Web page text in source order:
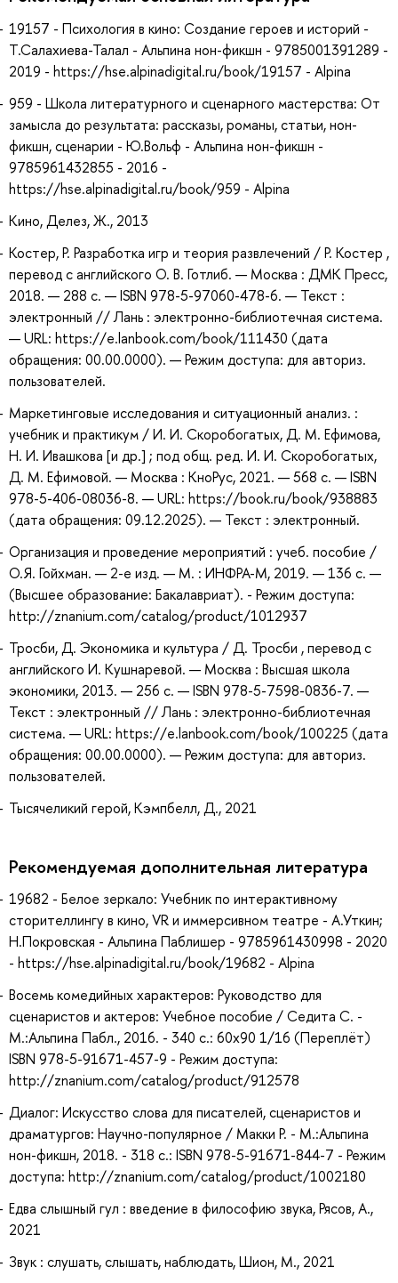
19157 - Психология в кино: Создание героев и историй -
Т.Салахиева-Талал - Альпина нон-фикшн - 9785001391289 -
2019 - https://hse.alpinadigital.ru/book/19157 - Alpina
959 - Школа литературного и сценарного мастерства: От
замысла до результата: рассказы, романы, статьи, нон-
фикшн, сценарии - Ю.Вольф - Альпина нон-фикшн -
9785961432855 - 2016 -
https://hse.alpinadigital.ru/book/959 - Alpina
Кино, Делез, Ж., 2013
Костер, Р. Разработка игр и теория развлечений / Р. Костер ,
перевод с английского О. В. Готлиб. — Москва : ДМК Пресс,
2018. — 288 с. — ISBN 978-5-97060-478-6. — Текст :
электронный // Лань : электронно-библиотечная система.
— URL: https://e.lanbook.com/book/111430 (дата
обращения: 00.00.0000). — Режим доступа: для авториз.
пользователей.
Маркетинговые исследования и ситуационный анализ. :
учебник и практикум / И. И. Скоробогатых, Д. М. Ефимова,
Н. И. Ивашкова [и др.] ; под общ. ред. И. И. Скоробогатых,
Д. М. Ефимовой. — Москва : КноРус, 2021. — 568 с. — ISBN
978-5-406-08036-8. — URL: https://book.ru/book/938883
(дата обращения: 09.12.2025). — Текст : электронный.
Организация и проведение мероприятий : учеб. пособие /
О.Я. Гойхман. — 2-е изд. — М. : ИНФРА-М, 2019. — 136 с. —
(Высшее образование: Бакалавриат). - Режим доступа:
http://znanium.com/catalog/product/1012937
Тросби, Д. Экономика и культура / Д. Тросби , перевод с
английского И. Кушнаревой. — Москва : Высшая школа
экономики, 2013. — 256 с. — ISBN 978-5-7598-0836-7. —
Текст : электронный // Лань : электронно-библиотечная
система. — URL: https://e.lanbook.com/book/100225 (дата
обращения: 00.00.0000). — Режим доступа: для авториз.
пользователей.
Тысячеликий герой, Кэмпбелл, Д., 2021
Рекомендуемая дополнительная литература
19682 - Белое зеркало: Учебник по интерактивному
сторителлингу в кино, VR и иммерсивном театре - А.Уткин;
Н.Покровская - Альпина Паблишер - 9785961430998 - 2020
- https://hse.alpinadigital.ru/book/19682 - Alpina
Восемь комедийных характеров: Руководство для
сценаристов и актеров: Учебное пособие / Седита С. -
М.:Альпина Пабл., 2016. - 340 с.: 60x90 1/16 (Переплёт)
ISBN 978-5-91671-457-9 - Режим доступа:
http://znanium.com/catalog/product/912578
Диалог: Искусство слова для писателей, сценаристов и
драматургов: Научно-популярное / Макки Р. - М.:Альпина
нон-фикшн, 2018. - 318 с.: ISBN 978-5-91671-844-7 - Режим
доступа: http://znanium.com/catalog/product/1002180
Едва слышный гул : введение в философию звука, Рясов, А.,
2021
Звук : слушать, слышать, наблюдать, Шион, М., 2021